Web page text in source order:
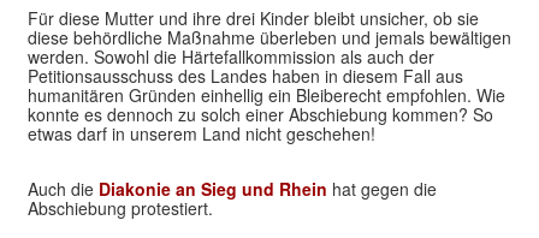
Für diese Mutter und ihre drei Kinder bleibt unsicher, ob sie
diese behördliche Maßnahme überleben und jemals bewältigen
werden. Sowohl die Härtefallkommission als auch der
Petitionsausschuss des Landes haben in diesem Fall aus
humanitären Gründen einhellig ein Bleiberecht empfohlen. Wie
konnte es dennoch zu solch einer Abschiebung kommen? So
etwas darf in unserem Land nicht geschehen!
Auch die Diakonie an Sieg und Rhein hat gegen die
Abschiebung protestiert.